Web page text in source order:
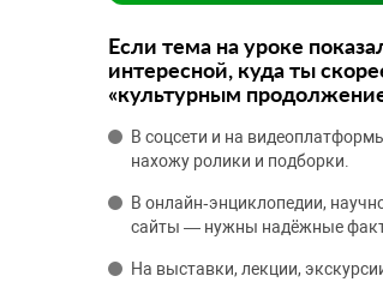
Если тема на уроке
интересной, куда ты
«культурным
В соцсети и на
нахожу ролики и подборки.
В онлайн‑энциклопедии,
сайты — нужны надёжные
На выставки, лекции,